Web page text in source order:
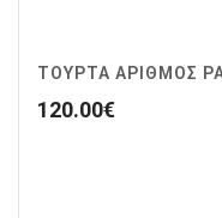
ΤΟΥΡΤΑ ΑΡΙΘΜΟΣ
120.00€